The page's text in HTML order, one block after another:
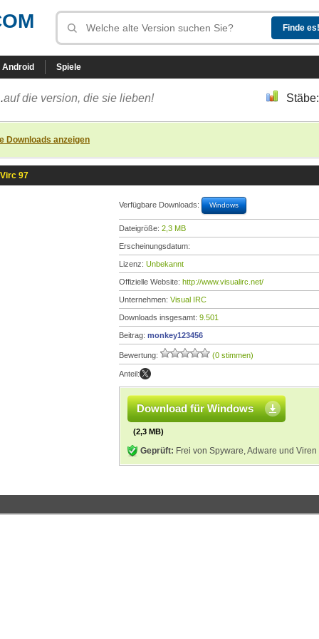
Android Spiele
auf die version, die sie lieben! Stäbe:
Downloads anzeigen
Virc 97
Verfügbare Downloads: Windows
Dateigröße: 2,3 MB
Erscheinungsdatum:
Lizenz: Unbekannt
Offizielle Website: http://www.visualirc.net/
Unternehmen: Visual IRC
Downloads insgesamt: 9.501
Beitrag: monkey123456
Bewertung: (0 stimmen)
Anteil:
Download für Windows
(2,3 MB)
Geprüft: Frei von Spyware, Adware und Viren